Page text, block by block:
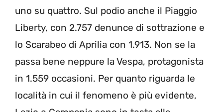
uno su quattro. Sul podio anche il Piaggio
Liberty, con 2.757 denunce di sottrazione e
lo Scarabeo di Aprilia con 1.913. Non se la
passa bene neppure la Vespa, protagonista
in 1.559 occasioni. Per quanto riguarda le
località in cui il fenomeno è più evidente,